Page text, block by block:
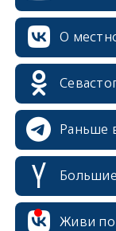
О
Раньше
Живи